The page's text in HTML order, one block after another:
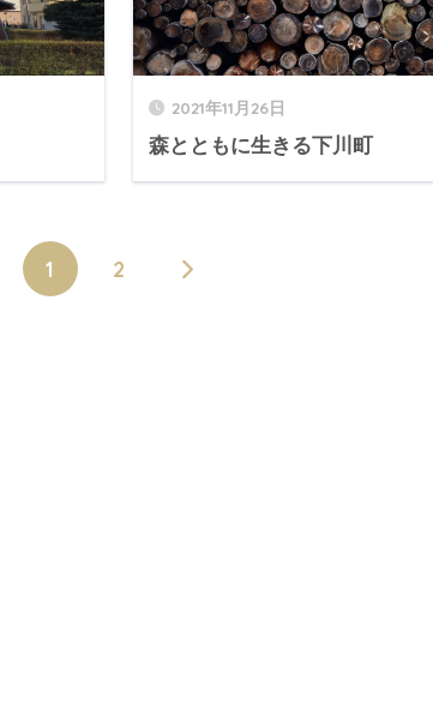
2021年11月26日
森とともに生きる下川町
1 2